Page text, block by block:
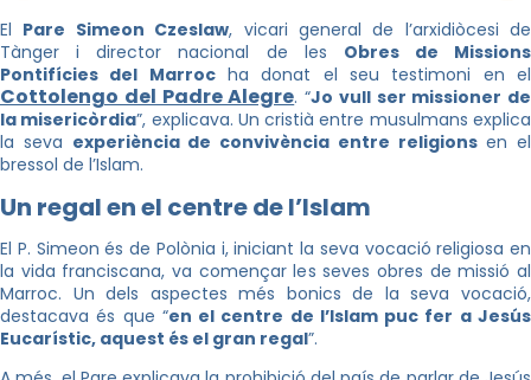
El Pare Simeon Czeslaw, vicari general de l’arxidiòcesi de
Tànger i director nacional de les Obres de Missions
Pontifícies del Marrocha donat el seu testimoni en el
Cottolengo del Padre Alegre. “Jo vull ser missioner de
la misericòrdia”, explicava. Un cristià entre musulmans explica
la seva experiència de convivència entre religionsen el
bressol de l’Islam.
Un regal en el centre de l’Islam
El P. Simeon és de Polònia i, iniciant la seva vocació religiosa en
la vida franciscana, va començar les seves obres de missió al
Marroc. Un dels aspectes més bonics de la seva vocació,
destacava és que “en el centre de l’Islam puc fer a Jesús
Eucarístic, aquest és el gran regal”.